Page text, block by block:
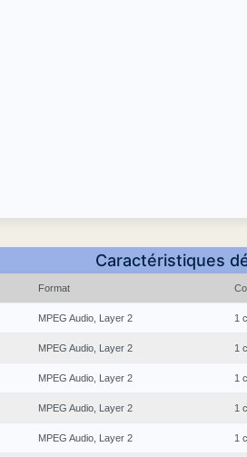
Caractéristiques
Format
MPEG Audio, Layer 2 1
MPEG Audio, Layer 2 1
MPEG Audio, Layer 2 1
MPEG Audio, Layer 2 1
MPEG Audio, Layer 2 1